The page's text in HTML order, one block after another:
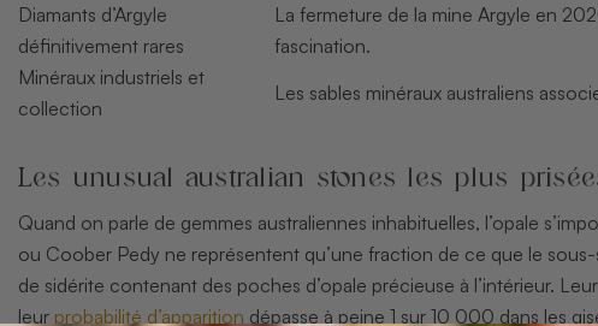
Diamants d’Argyle
définitivement rares
La fermeture de la mine Argyle en
fascination.
Minéraux industriels et
collection
Les sables minéraux australiens
Les unusual australian stones les plus
Quand on parle de gemmes australiennes inhabituelles, l’opale
ou Coober Pedy ne représentent qu’une fraction de ce que le
de sidérite contenant des poches d’opale précieuse à l’intérieur.
leur probabilité d’apparition dépasse à peine 1 sur 10 000 dans les